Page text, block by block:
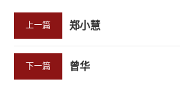
上一篇 郑小慧
下一篇 曾华